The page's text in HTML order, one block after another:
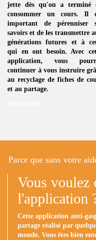
jette dès qu'on a terminé
consommer un cours. Il
important de pérenniser
savoirs et de les transmettre
générations futures et à
qui en ont besoin. Avec
application, vous
continuer à vous instruire
au recyclage de fiches de
et au partage.
Parce que sans votre
Vous voulez
l'application
Cette application anti-
partage réalisé par
monde. Vous êtes bien